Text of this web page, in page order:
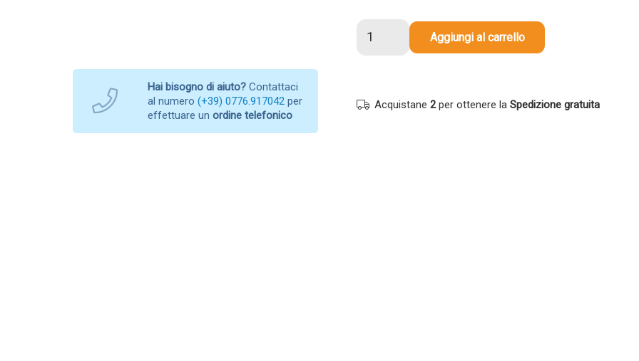
Hai bisogno di aiuto? Contattaci
al numero (+39) 0776.917042 per
effettuare un ordine telefonico
compatibile
MAGENTA
Aggiungi al carrello
Acquistane 2per ottenere la Spedizione gratuita